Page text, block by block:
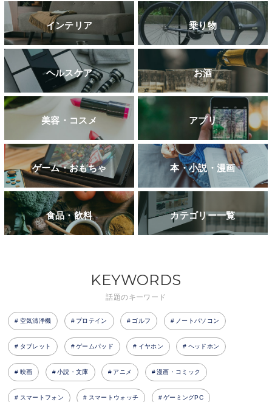
インテリア 乗り物
ヘルスケア お酒
美容・コスメ アプリ
ゲーム・おもちゃ 本・小説・漫画
食品・飲料 カテゴリー一覧
KEYWORDS
話題のキーワード
空気清浄機 プロテイン ゴルフ ノートパソコン
タブレット ゲームパッド イヤホン ヘッドホン
映画 小説・文庫 アニメ 漫画・コミック
スマートフォン スマートウォッチ ゲーミングPC